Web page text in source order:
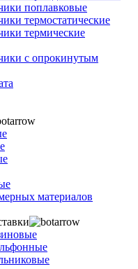
поплавковые
термостатические
термические
с опрокинутым
материалов